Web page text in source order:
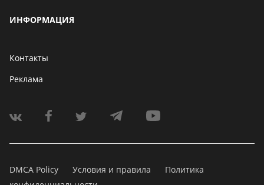
ИНФОРМАЦИЯ
Контакты
Реклама
DMCA Policy Условия и правила
Политика